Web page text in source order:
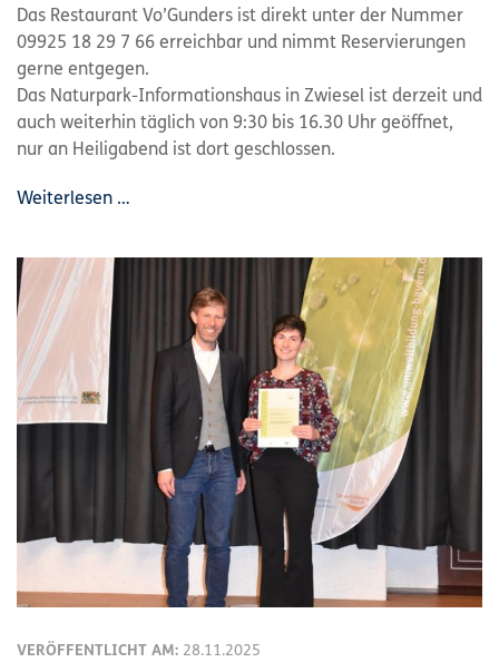
Das Restaurant Vo’Gunders ist direkt unter der Nummer
09925 18 29 7 66 erreichbar und nimmt Reservierungen
gerne entgegen.
Das Naturpark-Informationshaus in Zwiesel ist derzeit und
auch weiterhin täglich von 9:30 bis 16.30 Uhr geöffnet,
nur an Heiligabend ist dort geschlossen.
Weiterlesen …
VERÖFFENTLICHT AM: 28.11.2025